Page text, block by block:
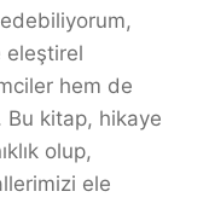
eleştirel
hem de
Bu kitap, hikaye
olup,
ele